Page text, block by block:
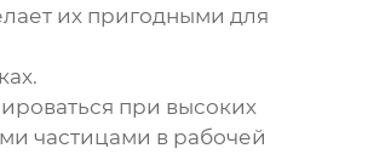
их пригодными для
при высоких
частицами в рабочей